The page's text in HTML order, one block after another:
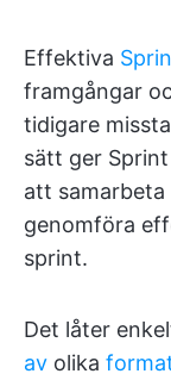
Effektiva
framgångar
tidigare
sätt ger
att
genomföra
sprint.
Det låter
av olika